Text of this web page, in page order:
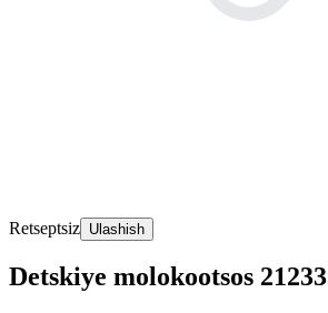
Retseptsiz Ulashish
Detskiye molokootsos 21233